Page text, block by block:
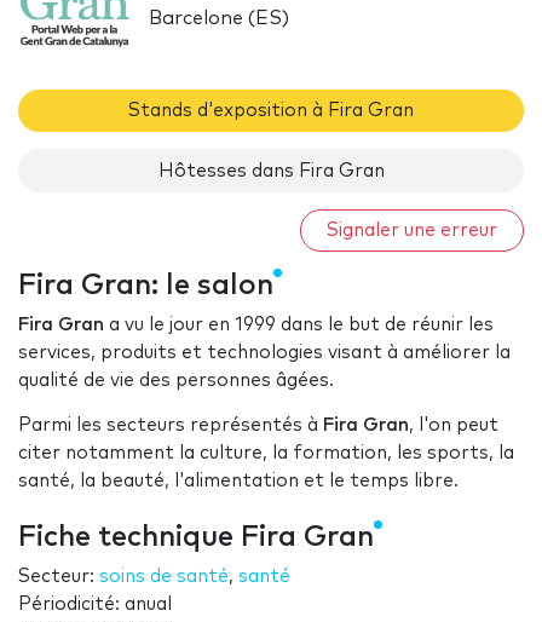
Barcelone (ES)
Stands d'exposition à Fira Gran
Hôtesses dans Fira Gran
Signaler une erreur
Fira Gran: le salon
Fira Gran a vu le jour en 1999 dans le but de réunir les
services, produits et technologies visant à améliorer la
qualité de vie des personnes âgées.
Parmi les secteurs représentés à Fira Gran, l'on peut
citer notamment la culture, la formation, les sports, la
santé, la beauté, l'alimentation et le temps libre.
Fiche technique Fira Gran
Secteur: soins de santé, santé
Périodicité: anual